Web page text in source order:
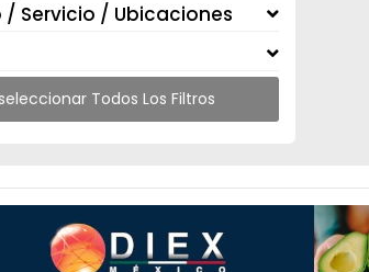
/ Servicio / Ubicaciones
Todos Los Filtros